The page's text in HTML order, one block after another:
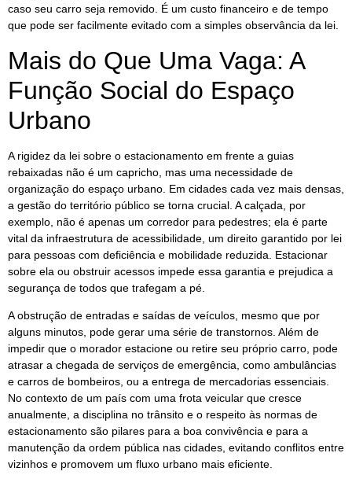
caso seu carro seja removido. É um custo financeiro e de tempo
que pode ser facilmente evitado com a simples observância da lei.
Mais do Que Uma Vaga: A
Função Social do Espaço
Urbano
A rigidez da lei sobre o estacionamento em frente a guias
rebaixadas não é um capricho, mas uma necessidade de
organização do espaço urbano. Em cidades cada vez mais densas,
a gestão do território público se torna crucial. A calçada, por
exemplo, não é apenas um corredor para pedestres; ela é parte
vital da infraestrutura de acessibilidade, um direito garantido por lei
para pessoas com deficiência e mobilidade reduzida. Estacionar
sobre ela ou obstruir acessos impede essa garantia e prejudica a
segurança de todos que trafegam a pé.
A obstrução de entradas e saídas de veículos, mesmo que por
alguns minutos, pode gerar uma série de transtornos. Além de
impedir que o morador estacione ou retire seu próprio carro, pode
atrasar a chegada de serviços de emergência, como ambulâncias
e carros de bombeiros, ou a entrega de mercadorias essenciais.
No contexto de um país com uma frota veicular que cresce
anualmente, a disciplina no trânsito e o respeito às normas de
estacionamento são pilares para a boa convivência e para a
manutenção da ordem pública nas cidades, evitando conflitos entre
vizinhos e promovem um fluxo urbano mais eficiente.